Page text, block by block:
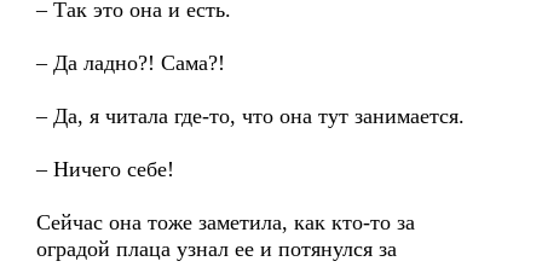
– Так это она и есть.
– Да ладно?! Сама?!
– Да, я читала где-то, что она тут занимается.
– Ничего себе!
Сейчас она тоже заметила, как кто-то за
оградой плаца узнал ее и потянулся за